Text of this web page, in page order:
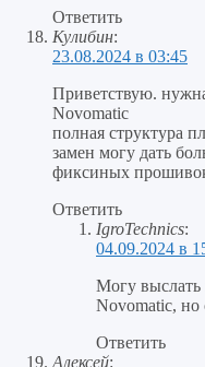
Ответить
Кулибин:
23.08.2024 в 03:45
Приветствую.
Novomatic
полная структура
замен могу дать
фиксиных
Ответить
IgroTechnics:
04.09.2024 в
Могу
Novomatic, но
Ответить
Алексей: